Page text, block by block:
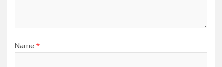
Name *